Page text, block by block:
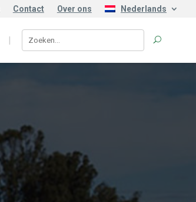
Contact Over ons Nederlands